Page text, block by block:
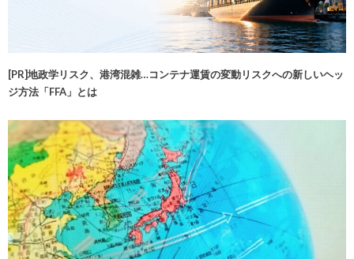
[PR]地政学リスク、港湾混雑…コンテナ運賃の変動リスクへの新しいヘッ
ジ方法「FFA」とは